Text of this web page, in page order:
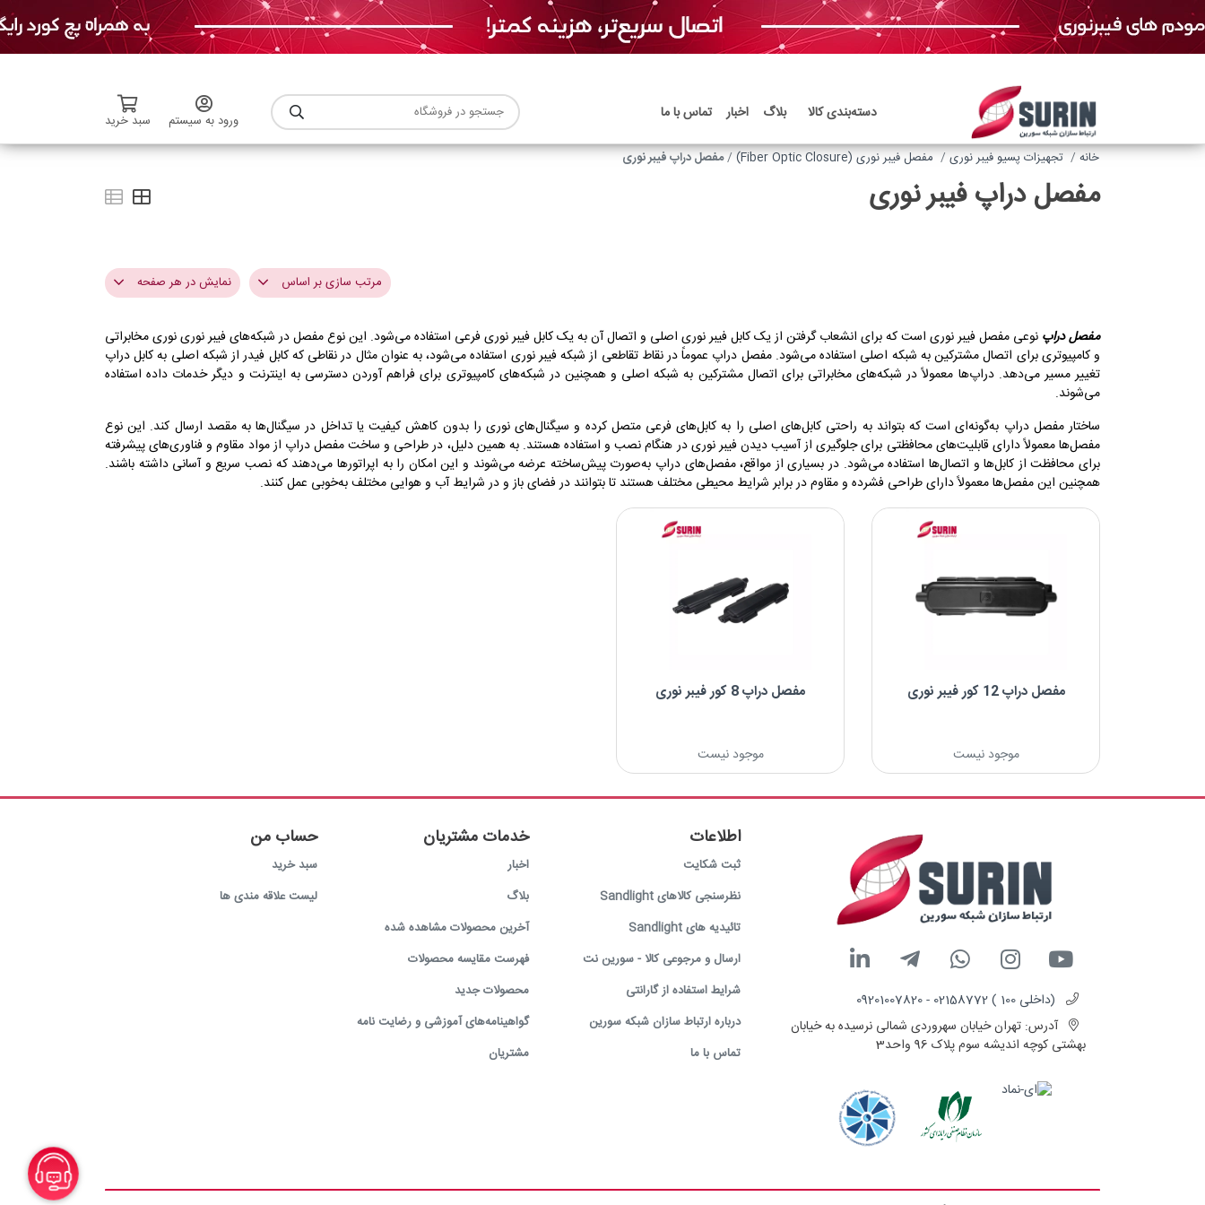
دسته‌بندی‌ کالا بلاگ اخبار تماس با ما ورود به سیستم
سبد خرید
خانه
تجهیزات پسیو فیبر نوری مفصل فیبر نوری (Fiber Optic Closure) مفصل دراپ فیبر نوری
مفصل دراپ فیبر نوری
مرتب سازی بر اساس
گران ترین
ارزان ترین
پربازدیدترین
جدیدترین
نمایش در هر صفحه
6
9
مفصل دراپ نوعی مفصل فیبر نوری است که برای انشعاب گرفتن از یک کابل فیبر نوری اصلی و اتصال آن به یک کابل فیبر نوری فرعی استفاده می‌شود. این نوع مفصل در شبکه‌های فیبر نوری نوری مخابراتی
و کامپیوتری برای اتصال مشترکین به شبکه اصلی استفاده می‌شود. مفصل دراپ عموماً در نقاط تقاطعی از شبکه فیبر نوری استفاده می‌شود، به عنوان مثال در نقاطی که کابل فیدر از شبکه اصلی به کابل دراپ
تغییر مسیر می‌دهد. دراپ‌ها معمولاً در شبکه‌های مخابراتی برای اتصال مشترکین به شبکه اصلی و همچنین در شبکه‌های کامپیوتری برای فراهم آوردن دسترسی به اینترنت و دیگر خدمات داده استفاده
می‌شوند.
ساختار مفصل دراپ به‌گونه‌ای است که بتواند به راحتی کابل‌های اصلی را به کابل‌های فرعی متصل کرده و سیگنال‌های نوری را بدون کاهش کیفیت یا تداخل در سیگنال‌ها به مقصد ارسال کند. این نوع
مفصل‌ها معمولاً دارای قابلیت‌های محافظتی برای جلوگیری از آسیب دیدن فیبر نوری در هنگام نصب و استفاده هستند. به همین دلیل، در طراحی و ساخت مفصل دراپ از مواد مقاوم و فناوری‌های پیشرفته
برای محافظت از کابل‌ها و اتصال‌ها استفاده می‌شود. در بسیاری از مواقع، مفصل‌های دراپ به‌صورت پیش‌ساخته عرضه می‌شوند و این امکان را به اپراتورها می‌دهند که نصب سریع و آسانی داشته باشند.
همچنین این مفصل‌ها معمولاً دارای طراحی فشرده و مقاوم در برابر شرایط محیطی مختلف هستند تا بتوانند در فضای باز و در شرایط آب و هوایی مختلف به‌خوبی عمل کنند.
مفصل دراپ 12 کور فیبر نوری
موجود نیست
مفصل دراپ 8 کور فیبر نوری
موجود نیست
(داخلی 100 ) 02158772 - 09201007820
آدرس: تهران خیابان سهروردی شمالی نرسیده به خیابان
بهشتی کوچه اندیشه سوم پلاک 96 واحد3
اطلاعات
ثبت شکایت
نظرسنجی کالاهای Sandlight
تائیدیه های Sandlight
ارسال و مرجوعی کالا - سورین نت
شرایط استفاده از گارانتی
درباره ارتباط سازان شبکه سورین
تماس با ما
خدمات مشتریان
اخبار
بلاگ
آخرین محصولات مشاهده شده
فهرست مقایسه محصولات
محصولات جدید
گواهینامه‌های آموزشی و رضایت نامه
مشتریان
حساب من
سبد خرید
لیست علاقه مندی ها